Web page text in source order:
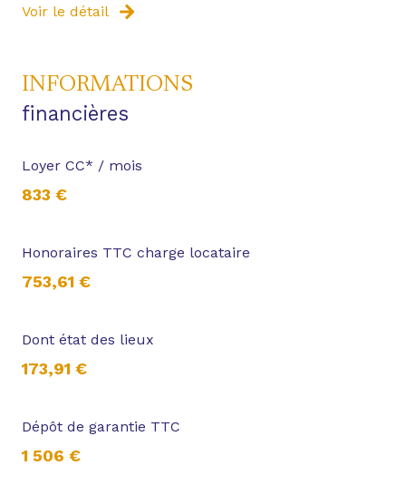
Voir le détail
INFORMATIONS
financières
Loyer CC* / mois
833 €
Honoraires TTC charge locataire
753,61 €
Dont état des lieux
173,91 €
Dépôt de garantie TTC
1 506 €